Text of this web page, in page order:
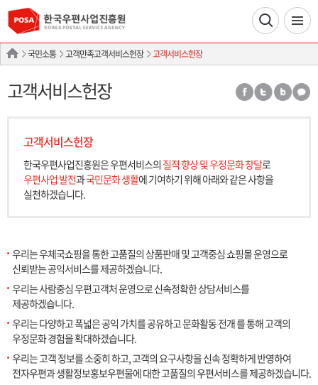
국민소통 고객만족고객서비스헌장 고객서비스헌장
고객서비스헌장
고객서비스헌장
한국우편사업진흥원은 우편서비스의 질적 향상 및 우정문화 창달로
우편사업 발전과국민문화 생활에 기여하기 위해아래와 같은 사항을
실천하겠습니다.
우리는 우체국쇼핑을 통한 고품질의 상품판매 및 고객중심 쇼핑몰 운영으로
신뢰받는 공익서비스를 제공하겠습니다.
우리는 사람중심 우편고객처 운영으로 신속정확한 상담서비스를
제공하겠습니다.
우리는 다양하고 폭넓은 공익 가치를 공유하고 문화활동 전개 를 통해 고객의
우정문화 경험을 확대하겠습니다.
우리는 고객 정보를 소중히 하고, 고객의 요구사항을 신속 정확하게 반영하여
전자우편과 생활정보홍보우편물에 대한 고품질의 우편서비스를 제공하겠습니다.